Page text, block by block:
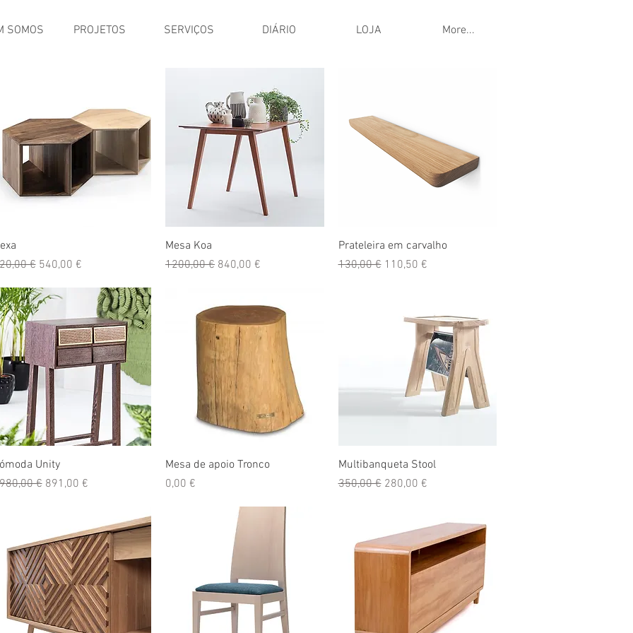
SOMOS PROJETOS SERVIÇOS DIÁRIO LOJA More...
normal
€ Preço promocional
540,00 €
Visualização rápida
Mesa Koa
Preço normal
1200,00 € Preço promocional
840,00 €
Visualização rápida
Prateleira em carvalho
Preço normal
130,00 € Preço promocional
110,50 €
Visualização rápida
Unity
normal
€ Preço promocional
891,00 €
Visualização rápida
Mesa de apoio Tronco
Preço
0,00 €
Visualização rápida
Multibanqueta Stool
Preço normal
350,00 € Preço promocional
280,00 €